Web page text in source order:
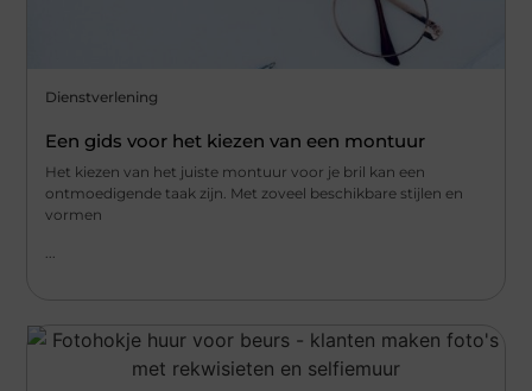
Dienstverlening
Een gids voor het kiezen van een montuur
Het kiezen van het juiste montuur voor je bril kan een
ontmoedigende taak zijn. Met zoveel beschikbare stijlen en
vormen
...